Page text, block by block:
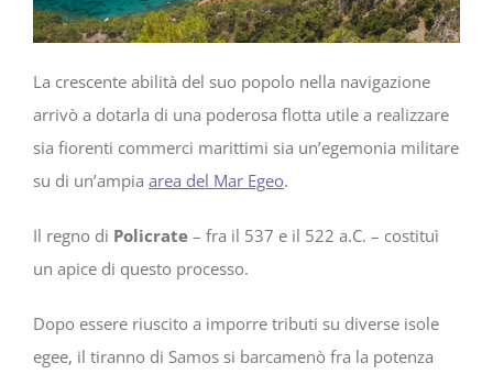
La crescente abilità del suo popolo nella navigazione
arrivò a dotarla di una poderosa flotta utile a realizzare
sia fiorenti commerci marittimi sia un’egemonia militare
su di un’ampia area del Mar Egeo.
Il regno di Policrate – fra il 537 e il 522 a.C. – costituì
un apice di questo processo.
Dopo essere riuscito a imporre tributi su diverse isole
egee, il tiranno di Samos si barcamenò fra la potenza